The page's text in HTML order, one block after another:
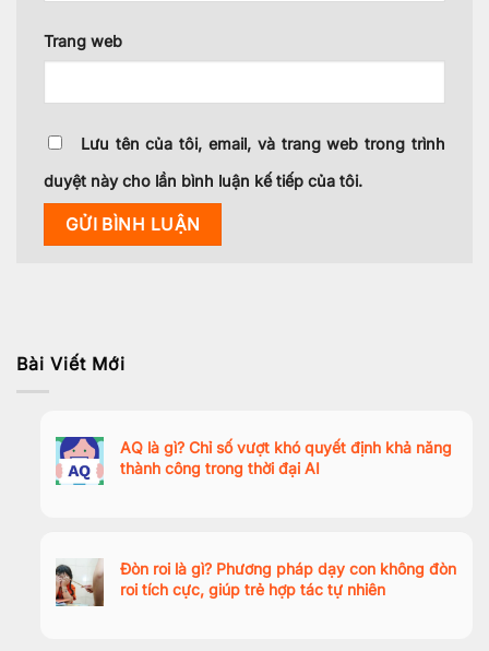
Trang web
Lưu tên của tôi, email, và trang web trong trình
duyệt này cho lần bình luận kế tiếp của tôi.
Bài Viết Mới
AQ là gì? Chỉ số vượt khó quyết định khả năng
thành công trong thời đại AI
Đòn roi là gì? Phương pháp dạy con không đòn
roi tích cực, giúp trẻ hợp tác tự nhiên